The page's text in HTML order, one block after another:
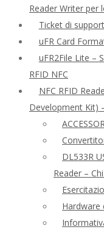
Reader Writer per
Ticket di
uFR Card
uFR2File Lite –
RFID NFC
NFC RFID
Development Kit)
DL533R
Reader –
Hardware